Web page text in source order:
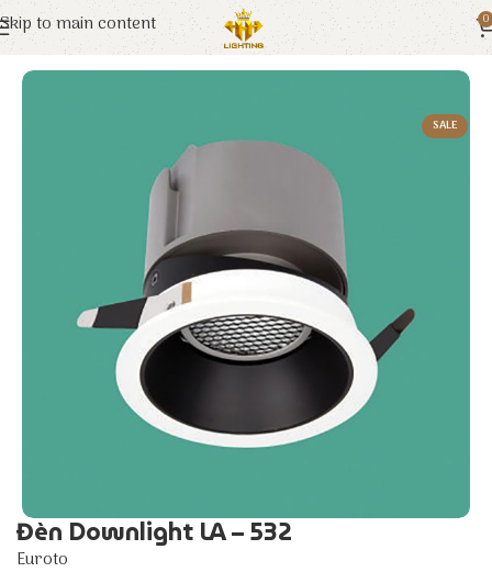
Skip to main content 0
Trang chủ Euroto Đèn LED
SALE
Đèn Downlight LA – 532
Euroto